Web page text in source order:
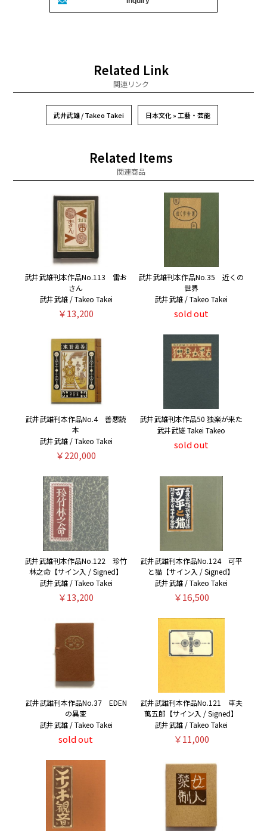
Related Link
関連リンク
武井武雄 / Takeo Takei 日本文化 » 工藝・芸能
Related Items
関連商品
武井武雄刊本作品No.113 雷お
さん
武井武雄 / Takeo Takei
￥13,200
武井武雄刊本作品No.35 近くの
世界
武井武雄 / Takeo Takei
sold out
武井武雄刊本作品No.4 善悪読
本
武井武雄 / Takeo Takei
￥220,000
武井武雄刊本作品50 独楽が来た
武井武雄 Takei Takeo
sold out
武井武雄刊本作品No.122 珍竹
林之命【サイン入 / Signed】
武井武雄 / Takeo Takei
￥13,200
武井武雄刊本作品No.124 可平
と猫【サイン入 / Signed】
武井武雄 / Takeo Takei
￥16,500
武井武雄刊本作品No.37 EDEN
の異変
武井武雄 / Takeo Takei
sold out
武井武雄刊本作品No.121 車夫
萬五郎【サイン入 / Signed】
武井武雄 / Takeo Takei
￥11,000